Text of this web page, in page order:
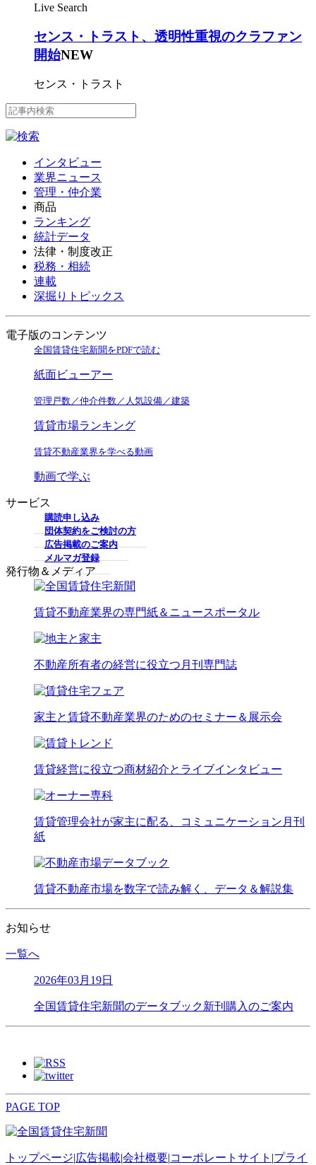
Live Search
センス・トラスト、透明性重視のクラファン
開始NEW
センス・トラスト
インタビュー
業界ニュース
管理・仲介業
商品
ランキング
統計データ
法律・制度改正
税務・相続
連載
深掘りトピックス
電子版のコンテンツ
全国賃貸住宅新聞をPDFで読む
紙面ビューアー
管理戸数／仲介件数／人気設備／建築
賃貸市場ランキング
賃貸不動産業界を学べる動画
動画で学ぶ
サービス
購読申し込み
団体契約をご検討の方
広告掲載のご案内
メルマガ登録
発行物＆メディア
賃貸不動産業界の専門紙＆ニュースポータル
不動産所有者の経営に役立つ月刊専門誌
家主と賃貸不動産業界のためのセミナー＆展示会
賃貸経営に役立つ商材紹介とライブインタビュー
賃貸管理会社が家主に配る、コミュニケーション月刊
紙
賃貸不動産市場を数字で読み解く、データ＆解説集
お知らせ
一覧へ
2026年03月19日
全国賃貸住宅新聞のデータブック新刊購入のご案内
PAGE TOP
トップページ|広告掲載|会社概要|コーポレートサイト |プライ